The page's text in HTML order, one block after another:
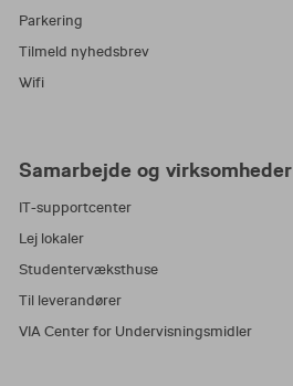
Parkering
Tilmeld nyhedsbrev
Wifi
Samarbejde og virksomheder
IT-supportcenter
Lej lokaler
Studentervæksthuse
Til leverandører
VIA Center for Undervisningsmidler